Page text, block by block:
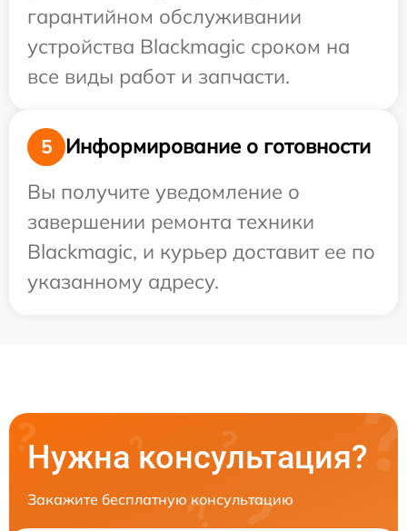
гарантийном обслуживании
устройства Blackmagic сроком на
все виды работ и запчасти.
5
Информирование о готовности
Вы получите уведомление о
завершении ремонта техники
Blackmagic, и курьер доставит ее по
указанному адресу.
Нужна консультация?
Закажите бесплатную консультацию